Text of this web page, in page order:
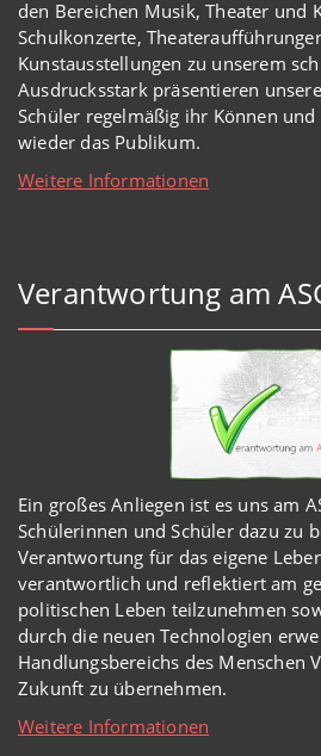
den Bereichen Musik, Theater und
Schulkonzerte,
Kunstausstellungen zu unserem
Ausdrucksstark präsentieren
Schüler regelmäßig ihr Können
wieder das Publikum.
Weitere Informationen
Verantwortung am
Ein großes Anliegen ist es uns am
Schülerinnen und Schüler dazu zu
Verantwortung für das eigene
verantwortlich und reflektiert am
politischen Leben teilzunehmen
durch die neuen Technologien
Handlungsbereichs des Menschen
Zukunft zu übernehmen.
Weitere Informationen